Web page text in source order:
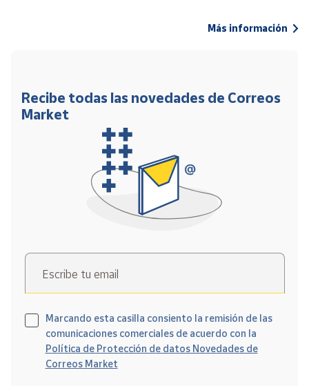
Más información
Recibe todas las novedades de Correos
Market
Escribe tu email
Marcando esta casilla consiento la remisión de las
comunicaciones comerciales de acuerdo con la
Política de Protección de datos Novedades de
Correos Market